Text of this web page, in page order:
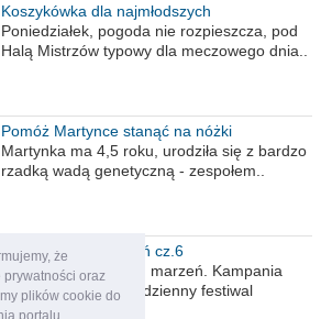
że
oraz
plików cookie do
portalu.
Koszykówka dla najmłodszych
Poniedziałek, pogoda nie rozpieszcza, pod
Halą Mistrzów typowy dla meczowego dnia..
Pomóż Martynce stanąć na nóżki
Martynka ma 4,5 roku, urodziła się z bardzo
rzadką wadą genetyczną - zespołem..
Polska moich marzeń cz.6
Nadszedł kres moich marzeń. Kampania
wyborcza czyli niecodzienny festiwal
obietnic,..